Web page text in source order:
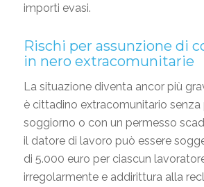
importi evasi.
Rischi per assunzione di
in nero extracomunitarie
La situazione diventa ancor più
è cittadino extracomunitario senza
soggiorno o con un permesso
il datore di lavoro può essere
di 5.000 euro per ciascun
irregolarmente e addirittura alla